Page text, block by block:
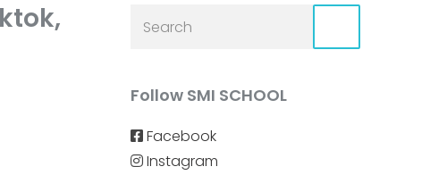
Follow SMI SCHOOL
Facebook
Instagram